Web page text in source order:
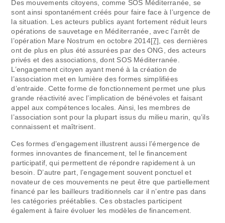
Des mouvements citoyens, comme SOS Méditerranée, se
sont ainsi spontanément créés pour faire face à l’urgence de
la situation. Les acteurs publics ayant fortement réduit leurs
opérations de sauvetage en Méditerranée, avec l’arrêt de
l’opération Mare Nostrum en octobre 2014[7] , ces dernières
ont de plus en plus été assurées par des ONG, des acteurs
privés et des associations, dont SOS Méditerranée.
L’engagement citoyen ayant mené à la création de
l’association met en lumière des formes simplifiées
d’entraide. Cette forme de fonctionnement permet une plus
grande réactivité avec l’implication de bénévoles et faisant
appel aux compétences locales. Ainsi, les membres de
l’association sont pour la plupart issus du milieu marin, qu’ils
connaissent et maîtrisent.
Ces formes d’engagement illustrent aussi l’émergence de
formes innovantes de financement, tel le financement
participatif, qui permettent de répondre rapidement à un
besoin. D’autre part, l’engagement souvent ponctuel et
novateur de ces mouvements ne peut être que partiellement
financé par les bailleurs traditionnels car il n’entre pas dans
les catégories préétablies. Ces obstacles participent
également à faire évoluer les modèles de financement.